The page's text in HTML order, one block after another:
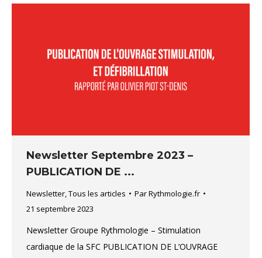
Newsletter Septembre 2023 –
PUBLICATION DE ...
Newsletter,Tous les articles ParRythmologie.fr
21 septembre 2023
Newsletter Groupe Rythmologie – Stimulation
cardiaque de la SFC PUBLICATION DE L’OUVRAGE